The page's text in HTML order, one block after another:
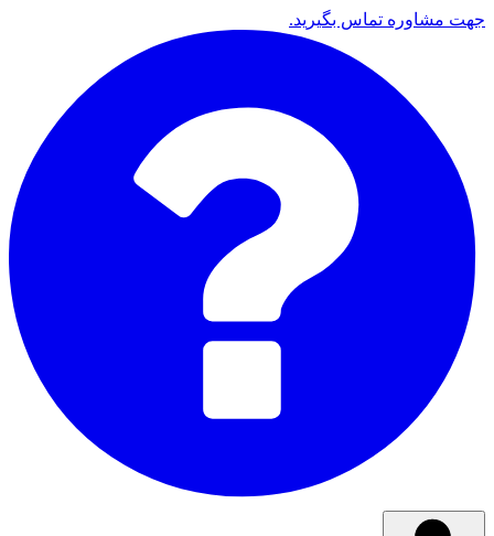
جهت مشاوره تماس بگیرید.